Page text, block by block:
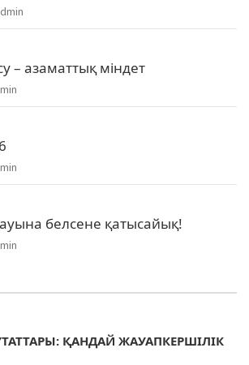
– азаматтық міндет
белсене қатысайық!
ҚАНДАЙ ЖАУАПКЕРШІЛІК